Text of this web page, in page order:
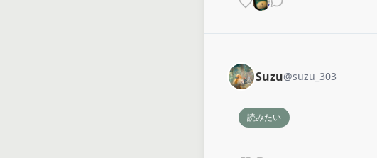
Suzu@suzu_303
読みたい